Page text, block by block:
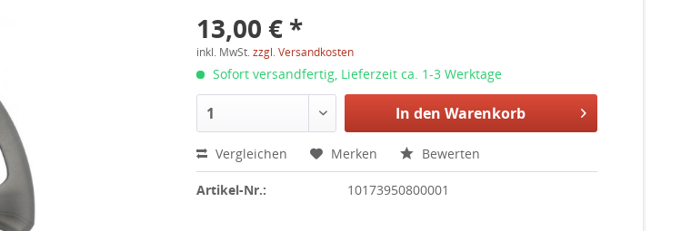
13,00 € *
inkl. MwSt.zzgl. Versandkosten
Sofort versandfertig, Lieferzeit ca. 1-3 Werktage
In den Warenkorb
Vergleichen Merken Bewerten
Artikel-Nr.: 10173950800001